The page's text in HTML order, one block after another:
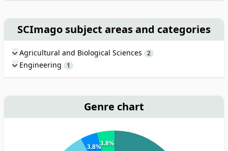
SCImago subject areas and categories
Agricultural and Biological Sciences 2
Engineering 1
Genre chart
3.8%3.8%